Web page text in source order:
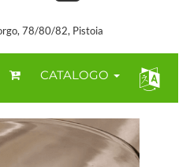
78/80/82, Pistoia
CATALOGO